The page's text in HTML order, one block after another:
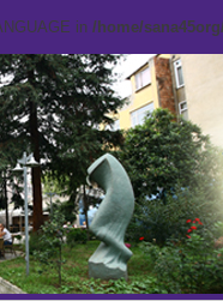
in /home/